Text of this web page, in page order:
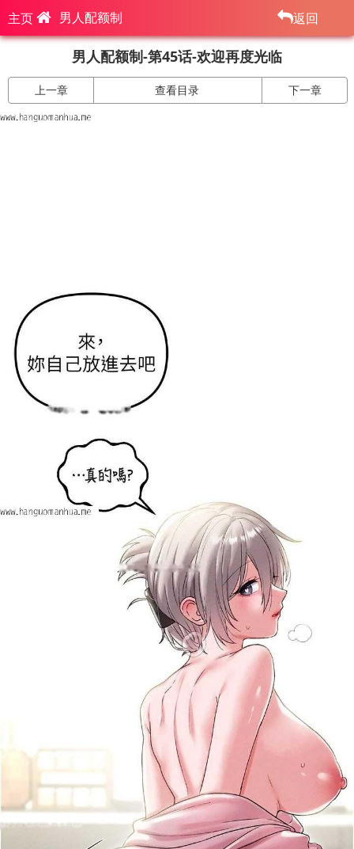
主页 男人配额制 返回
男人配额制-第45话-欢迎再度光临
上一章 查看目录 下一章